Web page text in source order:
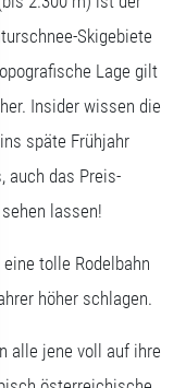
Skigebiete
Lage gilt
Insider wissen die
späte Frühjahr
auch das Preis-
lassen!
eine tolle Rodelbahn
höher schlagen.
alle jene voll auf ihre